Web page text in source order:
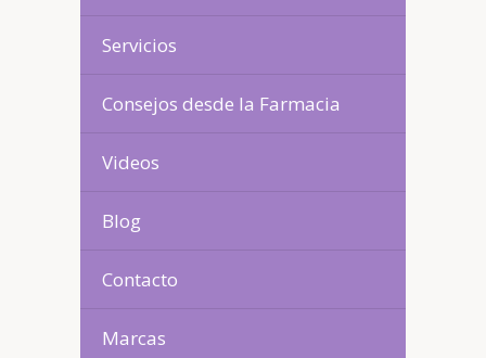
Servicios
Consejos desde la Farmacia
Videos
Blog
Contacto
Marcas